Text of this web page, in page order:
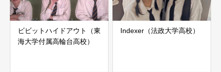
ビビットハイドアウト（東
海大学付属高輪台高校）
Indexer（法政大学高校）